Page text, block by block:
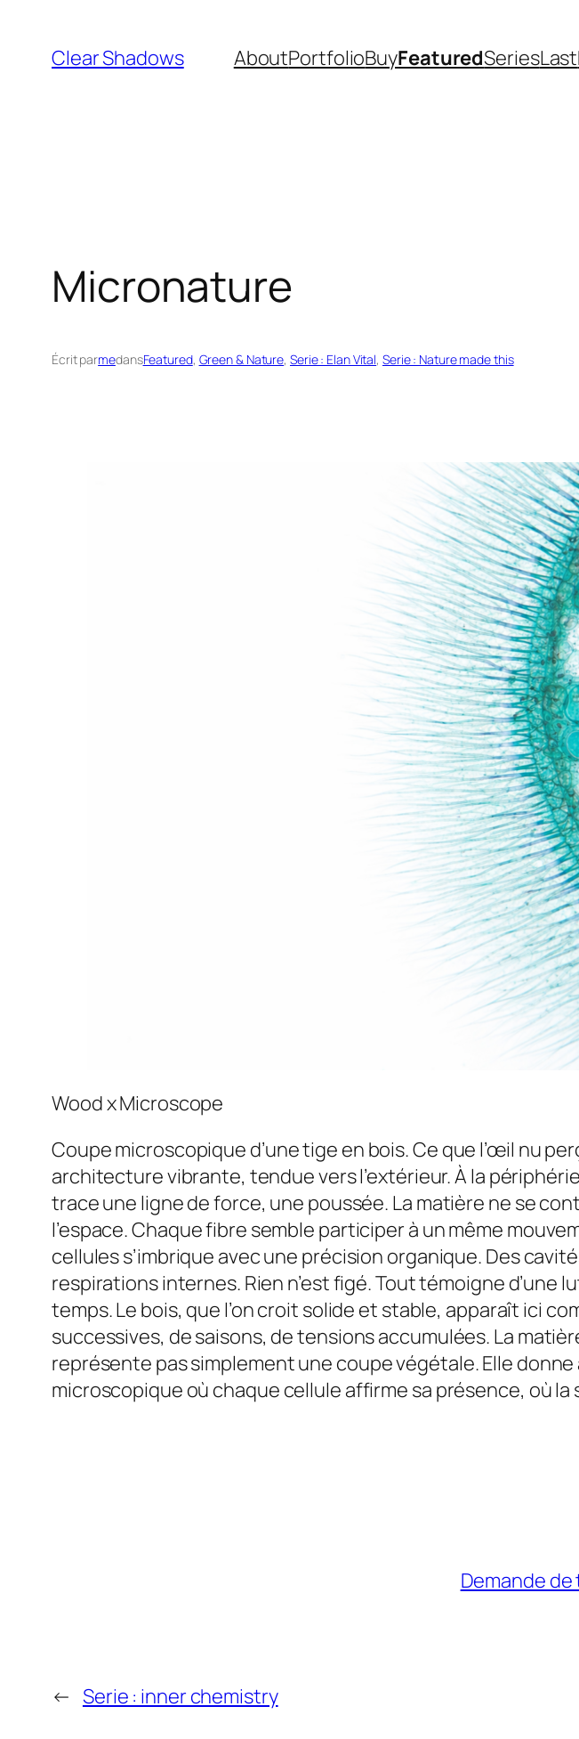
contenu
Clear Shadows AboutPortfolioBuyFeaturedSeriesLast
Micronature
Écrit parmedansFeatured, Green & Nature, Serie : Elan Vital, Serie : Nature made this
Wood x Microscope
Coupe microscopique d’une tige en bois. Ce que l’œil nu
architecture vibrante, tendue vers l’extérieur. À la
trace une ligne de force, une poussée. La matière ne se
l’espace. Chaque fibre semble participer à un même
cellules s’imbrique avec une précision organique. Des
respirations internes. Rien n’est figé. Tout témoigne
temps. Le bois, que l’on croit solide et stable, apparaît ici
successives, de saisons, de tensions accumulées. La
représente pas simplement une coupe végétale. Elle
microscopique où chaque cellule affirme sa présence, où
Demande
← Serie : inner chemistry